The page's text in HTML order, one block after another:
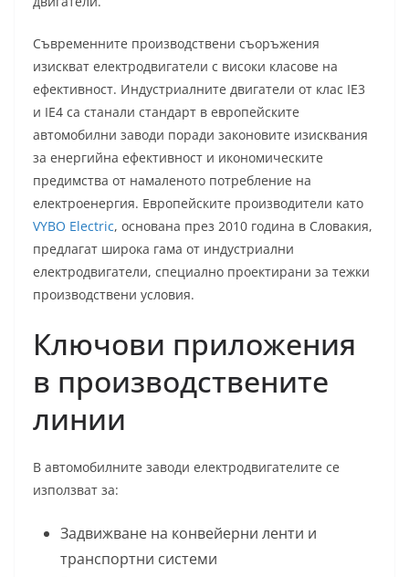
Съвременните производствени съоръжения
изискват електродвигатели с високи класове на
ефективност. Индустриалните двигатели от клас IE3
и IE4 са станали стандарт в европейските
автомобилни заводи поради законовите изисквания
за енергийна ефективност и икономическите
предимства от намаленото потребление на
електроенергия. Европейските производители като
VYBO Electric, основана през 2010 година в Словакия,
предлагат широка гама от индустриални
електродвигатели, специално проектирани за тежки
производствени условия.
Ключови приложения
в производствените
линии
В автомобилните заводи електродвигателите се
използват за:
Задвижване на конвейерни ленти и
транспортни системи